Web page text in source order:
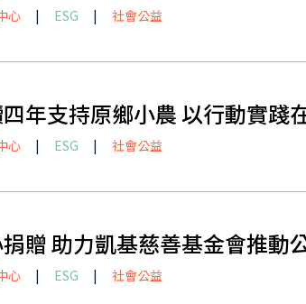
心 | ESG | 社會公益
年支持原鄉小農 以行動實踐
心 | ESG | 社會公益
贈 助力凱基慈善基金會推動
心 | ESG | 社會公益